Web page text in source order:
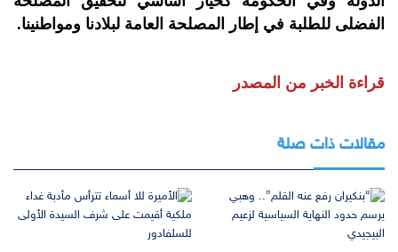
الفضلى للطلبة في إطار المصلحة العامة لبلادنا ومواطنينا.
قراءة الخبر من المصدر
مقالات ذات صلة